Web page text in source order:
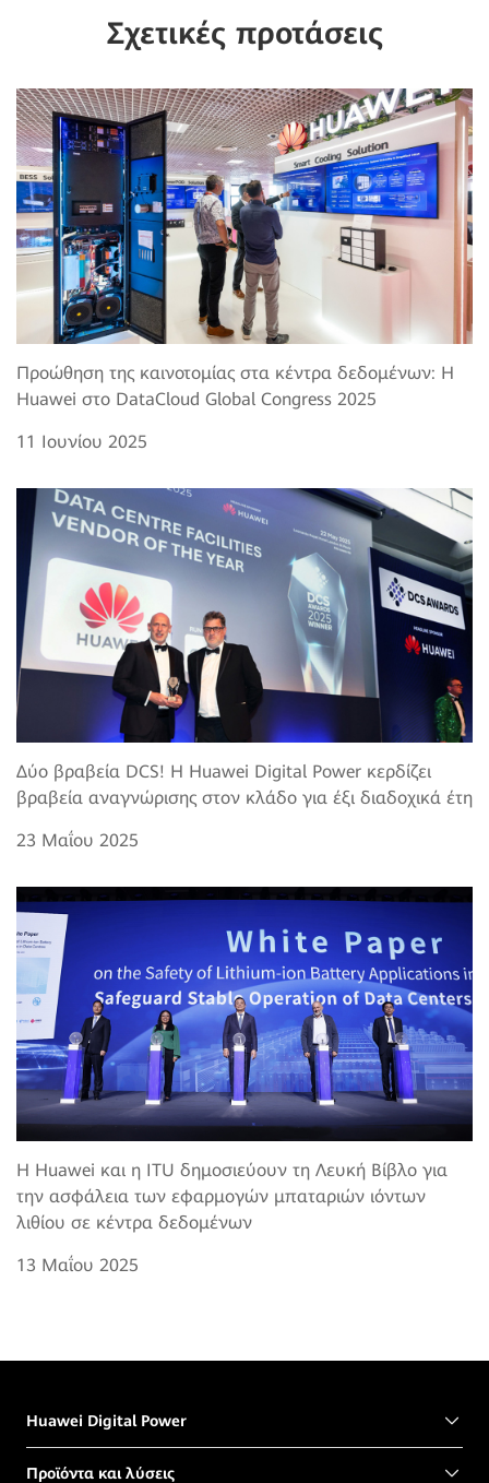
Σχετικές προτάσεις
Προώθηση της καινοτομίας στα κέντρα δεδομένων: Η
Huawei στο DataCloud Global Congress 2025
11 Ιουνίου 2025
Δύο βραβεία DCS! Η Huawei Digital Power κερδίζει
βραβεία αναγνώρισης στον κλάδο για έξι διαδοχικά έτη
23 Μαΐου 2025
Η Huawei και η ITU δημοσιεύουν τη Λευκή Βίβλο για
την ασφάλεια των εφαρμογών μπαταριών ιόντων
λιθίου σε κέντρα δεδομένων
13 Μαΐου 2025
Huawei Digital Power
Προϊόντα και λύσεις